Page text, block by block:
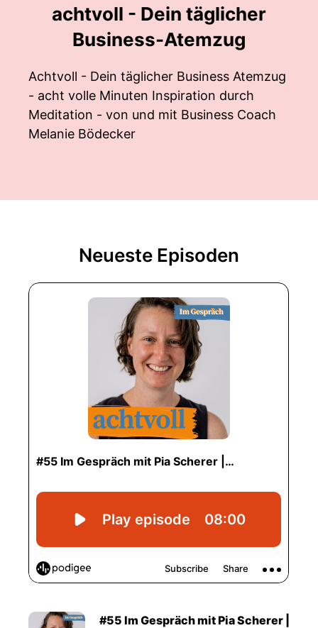
achtvoll - Dein täglicher
Business-Atemzug
Achtvoll - Dein täglicher Business Atemzug
- acht volle Minuten Inspiration durch
Meditation - von und mit Business Coach
Melanie Bödecker
Neueste Episoden
#55 Im Gespräch mit Pia Scherer |